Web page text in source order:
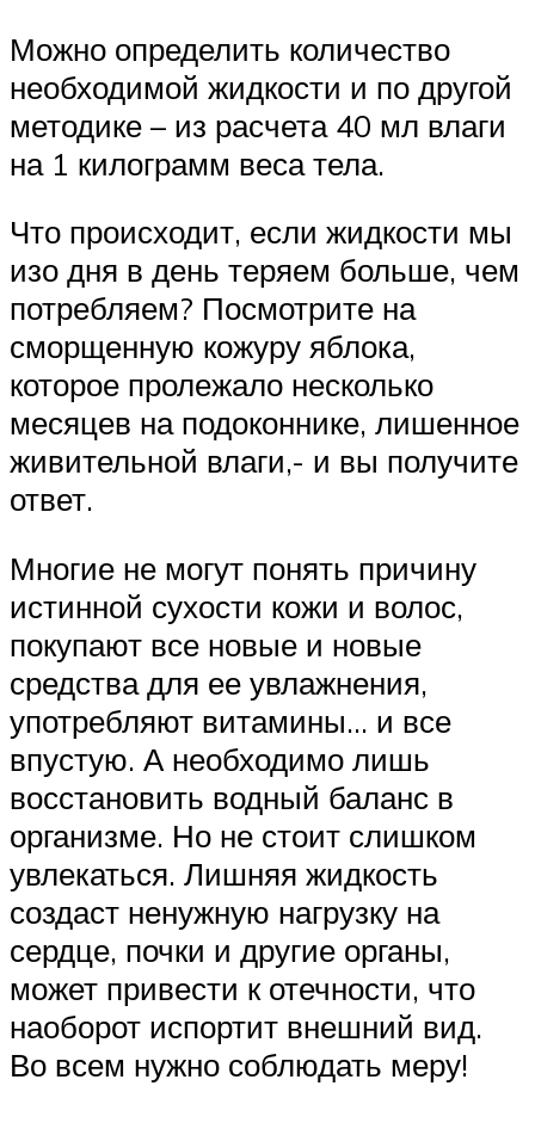
Можно определить количество
необходимой жидкости и по другой
методике – из расчета 40 мл влаги
на 1 килограмм веса тела.
Что происходит, если жидкости мы
изо дня в день теряем больше, чем
потребляем? Посмотрите на
сморщенную кожуру яблока,
которое пролежало несколько
месяцев на подоконнике, лишенное
живительной влаги,- и вы получите
ответ.
Многие не могут понять причину
истинной сухости кожи и волос,
покупают все новые и новые
средства для ее увлажнения,
употребляют витамины… и все
впустую. А необходимо лишь
восстановить водный баланс в
организме. Но не стоит слишком
увлекаться. Лишняя жидкость
создаст ненужную нагрузку на
сердце, почки и другие органы,
может привести к отечности, что
наоборот испортит внешний вид.
Во всем нужно соблюдать меру!